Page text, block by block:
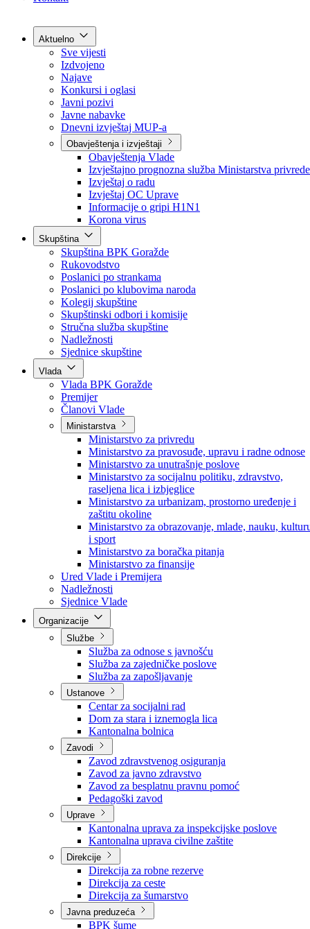
Kontakt
Aktuelno
Sve vijesti
Izdvojeno
Najave
Konkursi i oglasi
Javni pozivi
Javne nabavke
Dnevni izvještaj MUP-a
Obavještenja i izvještaji
Obavještenja Vlade
Izvještajno prognozna služba Ministarstva privrede
Izvještaj o radu
Izvještaj OC Uprave
Informacije o gripi H1N1
Korona virus
Skupština
Skupština BPK Goražde
Rukovodstvo
Poslanici po strankama
Poslanici po klubovima naroda
Kolegij skupštine
Skupštinski odbori i komisije
Stručna služba skupštine
Nadležnosti
Sjednice skupštine
Vlada
Vlada BPK Goražde
Premijer
Članovi Vlade
Ministarstva
Ministarstvo za privredu
Ministarstvo za pravosuđe, upravu i radne odnose
Ministarstvo za unutrašnje poslove
Ministarstvo za socijalnu politiku, zdravstvo,
raseljena lica i izbjeglice
Ministarstvo za urbanizam, prostorno uređenje i
zaštitu okoline
Ministarstvo za obrazovanje, mlade, nauku,
i sport
Ministarstvo za boračka pitanja
Ministarstvo za finansije
Ured Vlade i Premijera
Nadležnosti
Sjednice Vlade
Službe
Služba za odnose s javnošću
Služba za zajedničke poslove
Služba za zapošljavanje
Ustanove
Centar za socijalni rad
Dom za stara i iznemogla lica
Kantonalna bolnica
Zavodi
Zavod zdravstvenog osiguranja
Zavod za javno zdravstvo
Zavod za besplatnu pravnu pomoć
Pedagoški zavod
Uprave
Kantonalna uprava za inspekcijske poslove
Kantonalna uprava civilne zaštite
Direkcije
Direkcija za robne rezerve
Direkcija za ceste